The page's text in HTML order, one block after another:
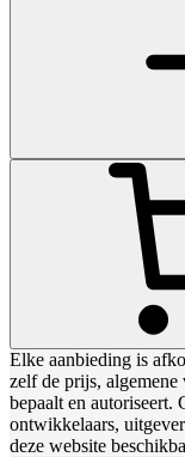
Elke aanbieding is
zelf de prijs,
bepaalt en
ontwikkelaars,
deze website